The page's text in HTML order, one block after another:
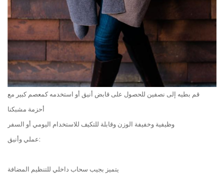
قم بطيه إلى نصفين للحصول على قابض أنيق أو استخدمه كمعصم كبير مع
أحزمة مشبكنا
وظيفية وخفيفة الوزن وقابلة للتكيف للاستخدام اليومي أو السفر
عملي وأنيق:
يتميز بجيب سحاب داخلي للتنظيم المضافة